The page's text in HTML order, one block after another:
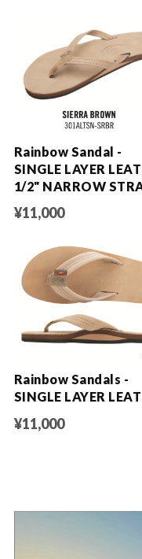
Rainbow Sandal -
SINGLE LAYER
1/2" NARROW
¥11,000
Rainbow Sandals -
SINGLE LAYER
¥11,000